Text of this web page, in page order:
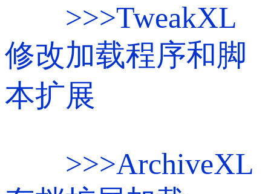
>>>TweakXL
修改加载程序和脚
本扩展
>>>ArchiveXL